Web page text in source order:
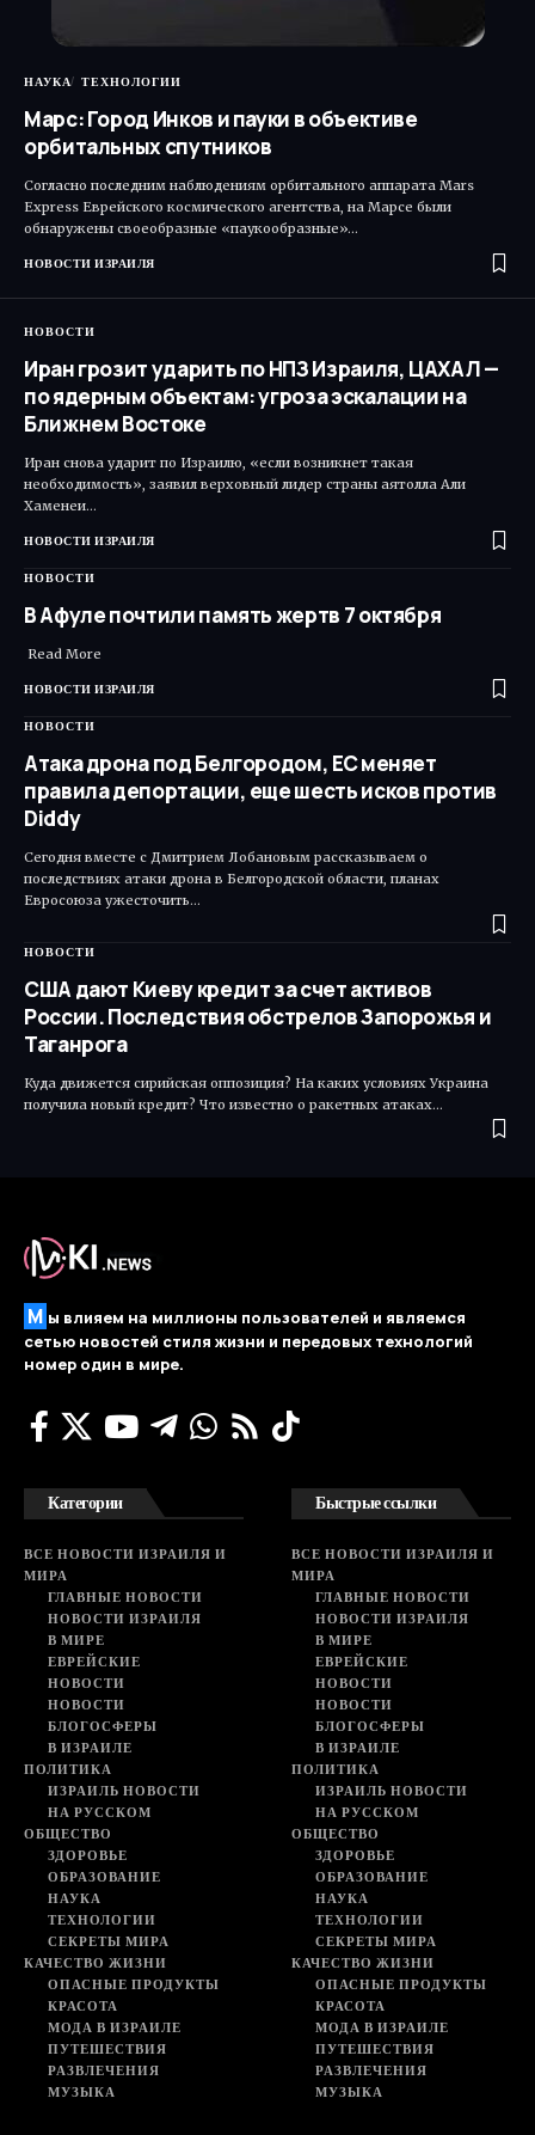
НАУКА ТЕХНОЛОГИИ
Марс: Город Инков и пауки в объективе
орбитальных спутников
Согласно последним наблюдениям орбитального аппарата Mars
Express Еврейского космического агентства, на Марсе были
обнаружены своеобразные «паукообразные»…
НОВОСТИ ИЗРАИЛЯ
НОВОСТИ
Иран грозит ударить по НПЗ Израиля, ЦАХАЛ —
по ядерным объектам: угроза эскалации на
Ближнем Востоке
Иран снова ударит по Израилю, «если возникнет такая
необходимость», заявил верховный лидер страны аятолла Али
Хаменеи…
НОВОСТИ ИЗРАИЛЯ
НОВОСТИ
В Афуле почтили память жертв 7 октября
Read More ​
НОВОСТИ ИЗРАИЛЯ
НОВОСТИ
Атака дрона под Белгородом, ЕС меняет
правила депортации, еще шесть исков против
Diddy
Сегодня вместе с Дмитрием Лобановым рассказываем о
последствиях атаки дрона в Белгородской области, планах
Евросоюза ужесточить…
НОВОСТИ
США дают Киеву кредит за счет активов
России. Последствия обстрелов Запорожья и
Таганрога
Куда движется сирийская оппозиция? На каких условиях Украина
получила новый кредит? Что известно о ракетных атаках…
М ы влияем на миллионы пользователей и являемся
сетью новостей стиля жизни и передовых технологий
номер один в мире.
Категории
ВСЕ НОВОСТИ ИЗРАИЛЯ И
МИРА
ГЛАВНЫЕ НОВОСТИ
НОВОСТИ ИЗРАИЛЯ
В МИРЕ
ЕВРЕЙСКИЕ
НОВОСТИ
НОВОСТИ
БЛОГОСФЕРЫ
В ИЗРАИЛЕ
ПОЛИТИКА
ИЗРАИЛЬ НОВОСТИ
НА РУССКОМ
ОБЩЕСТВО
ЗДОРОВЬЕ
ОБРАЗОВАНИЕ
НАУКА
ТЕХНОЛОГИИ
СЕКРЕТЫ МИРА
КАЧЕСТВО ЖИЗНИ
ОПАСНЫЕ ПРОДУКТЫ
КРАСОТА
МОДА В ИЗРАИЛЕ
ПУТЕШЕСТВИЯ
РАЗВЛЕЧЕНИЯ
МУЗЫКА
Быстрые ссылки
ВСЕ НОВОСТИ ИЗРАИЛЯ И
МИРА
ГЛАВНЫЕ НОВОСТИ
НОВОСТИ ИЗРАИЛЯ
В МИРЕ
ЕВРЕЙСКИЕ
НОВОСТИ
НОВОСТИ
БЛОГОСФЕРЫ
В ИЗРАИЛЕ
ПОЛИТИКА
ИЗРАИЛЬ НОВОСТИ
НА РУССКОМ
ОБЩЕСТВО
ЗДОРОВЬЕ
ОБРАЗОВАНИЕ
НАУКА
ТЕХНОЛОГИИ
СЕКРЕТЫ МИРА
КАЧЕСТВО ЖИЗНИ
ОПАСНЫЕ ПРОДУКТЫ
КРАСОТА
МОДА В ИЗРАИЛЕ
ПУТЕШЕСТВИЯ
РАЗВЛЕЧЕНИЯ
МУЗЫКА